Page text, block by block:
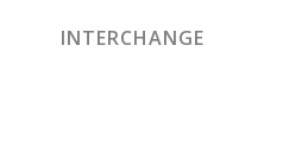
INTERCHANGE